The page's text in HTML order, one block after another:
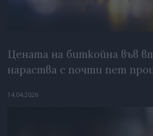
Цената на биткойна във
нараства с почти пет
14.04.2026